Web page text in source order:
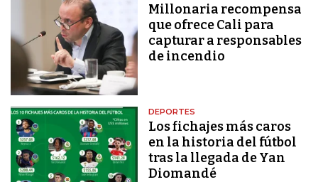
Millonaria recompensa
que ofrece Cali para
capturar a responsables
de incendio
DEPORTES
Los fichajes más caros
en la historia del fútbol
tras la llegada de Yan
Diomandé